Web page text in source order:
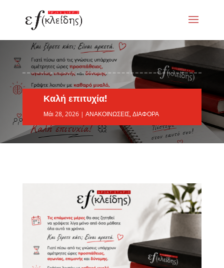
Καλή επιτυχία!
Μάι 28, 2026| ΑΝΑΚΟΙΝΩΣΕΙΣ, ΔΙΑΦΟΡΑ